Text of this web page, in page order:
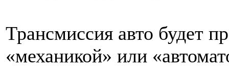
Трансмиссия авто будет
«механикой» или